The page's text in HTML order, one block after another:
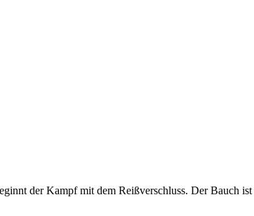
der Kampf mit dem Reißverschluss. Der Bauch